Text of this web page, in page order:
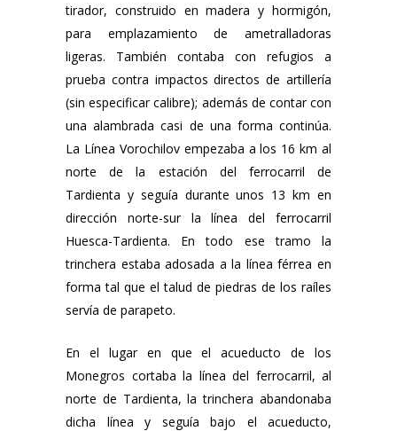
tirador, construido en madera y hormigón,
para emplazamiento de ametralladoras
ligeras. También contaba con refugios a
prueba contra impactos directos de artillería
(sin especificar calibre); además de contar con
una alambrada casi de una forma continúa.
La Línea Vorochilov empezaba a los 16 km al
norte de la estación del ferrocarril de
Tardienta y seguía durante unos 13 km en
dirección norte-sur la línea del ferrocarril
Huesca-Tardienta. En todo ese tramo la
trinchera estaba adosada a la línea férrea en
forma tal que el talud de piedras de los raíles
servía de parapeto.
En el lugar en que el acueducto de los
Monegros cortaba la línea del ferrocarril, al
norte de Tardienta, la trinchera abandonaba
dicha línea y seguía bajo el acueducto,